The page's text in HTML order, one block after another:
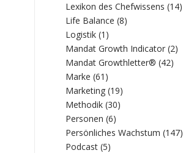
Lexikon des Chefwissens (14)
Life Balance (8)
Logistik (1)
Mandat Growth Indicator (2)
Mandat Growthletter® (42)
Marke (61)
Marketing (19)
Methodik (30)
Personen (6)
Persönliches Wachstum (147)
Podcast (5)